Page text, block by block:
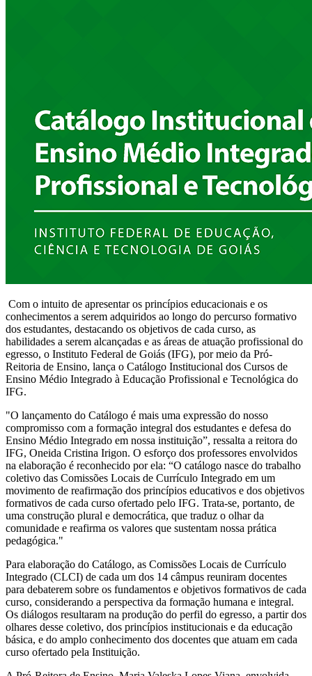
Com o intuito de apresentar os princípios educacionais e os
conhecimentos a serem adquiridos ao longo do percurso formativo
dos estudantes, destacando os objetivos de cada curso, as
habilidades a serem alcançadas e as áreas de atuação profissional do
egresso, o Instituto Federal de Goiás (IFG), por meio da Pró-
Reitoria de Ensino, lança o Catálogo Institucional dos Cursos de
Ensino Médio Integrado à Educação Profissional e Tecnológica do
IFG.
"O lançamento do Catálogo é mais uma expressão do nosso
compromisso com a formação integral dos estudantes e defesa do
Ensino Médio Integrado em nossa instituição”, ressalta a reitora do
IFG, Oneida Cristina Irigon. O esforço dos professores envolvidos
na elaboração é reconhecido por ela: “O catálogo nasce do trabalho
coletivo das Comissões Locais de Currículo Integrado em um
movimento de reafirmação dos princípios educativos e dos objetivos
formativos de cada curso ofertado pelo IFG. Trata-se, portanto, de
uma construção plural e democrática, que traduz o olhar da
comunidade e reafirma os valores que sustentam nossa prática
pedagógica."
Para elaboração do Catálogo, as Comissões Locais de Currículo
Integrado (CLCI) de cada um dos 14 câmpus reuniram docentes
para debaterem sobre os fundamentos e objetivos formativos de cada
curso, considerando a perspectiva da formação humana e integral.
Os diálogos resultaram na produção do perfil do egresso, a partir dos
olhares desse coletivo, dos princípios institucionais e da educação
básica, e do amplo conhecimento dos docentes que atuam em cada
curso ofertado pela Instituição.